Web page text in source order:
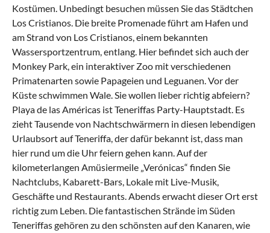
Kostümen. Unbedingt besuchen müssen Sie das Städtchen
Los Cristianos. Die breite Promenade führt am Hafen und
am Strand von Los Cristianos, einem bekannten
Wassersportzentrum, entlang. Hier befindet sich auch der
Monkey Park, ein interaktiver Zoo mit verschiedenen
Primatenarten sowie Papageien und Leguanen. Vor der
Küste schwimmen Wale. Sie wollen lieber richtig abfeiern?
Playa de las Américas ist Teneriffas Party-Hauptstadt. Es
zieht Tausende von Nachtschwärmern in diesen lebendigen
Urlaubsort auf Teneriffa, der dafür bekannt ist, dass man
hier rund um die Uhr feiern gehen kann. Auf der
kilometerlangen Amüsiermeile „Verónicas“ finden Sie
Nachtclubs, Kabarett-Bars, Lokale mit Live-Musik,
Geschäfte und Restaurants. Abends erwacht dieser Ort erst
richtig zum Leben. Die fantastischen Strände im Süden
Teneriffas gehören zu den schönsten auf den Kanaren, wie